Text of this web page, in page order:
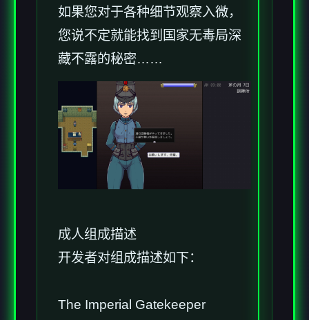
如果您对于各种细节观察入微，
您说不定就能找到国家无毒局深
藏不露的秘密……
成人组成描述
开发者对组成描述如下：
The Imperial Gatekeeper